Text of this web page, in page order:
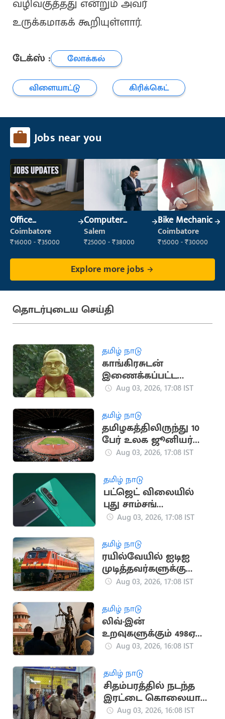
வழிவகுத்தது என்றும் அவர்
உருக்கமாகக் கூறியுள்ளார்.
டேக்ஸ் :
லோக்கல்
விளையாட்டு
கிரிக்கெட்
Jobs near you
Office
Administrator
Coimbatore
₹16000 - ₹35000
Computer
Operator
Salem
₹25000 - ₹38000
Bike Mechanic
Coimbatore
₹15000 - ₹30000
Explore more jobs
தொடர்புடைய செய்தி
தமிழ் நாடு
காங்கிரசுடன்
இணைக்கப்பட்ட
தமிழ்நாடு
வரலாறு
Aug 03, 2026, 17:08 IST
தமிழ் நாடு
தமிழகத்திலிருந்து 10
பேர் உலக ஜூனியர்
தடகள அணிக்கு
Aug 03, 2026, 17:08 IST
தமிழ் நாடு
பட்ஜெட் விலையில்
புது சாம்சங்
ஸ்மார்ட்போன்
Aug 03, 2026, 17:08 IST
தமிழ் நாடு
ரயில்வேயில் ஐடிஐ
முடித்தவர்களுக்கு
அப்ரண்டிஸ் பயிற்சி
Aug 03, 2026, 17:08 IST
தமிழ் நாடு
லிவ்-இன்
உறவுகளுக்கும் 498ஏ
பிரிவு பாதுகாப்பு:
Aug 03, 2026, 16:08 IST
தமிழ் நாடு
சிதம்பரத்தில் நடந்த
இரட்டை கொலையால்
பரபரப்பு
Aug 03, 2026, 16:08 IST